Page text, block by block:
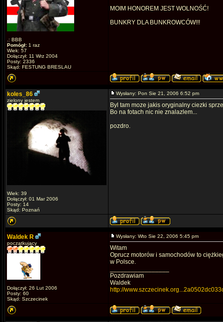
.: BBB
Pomógł: 1 raz
Wiek: 57
Dołączył: 11 Wrz 2004
Posty: 2336
Skąd: FESTUNG BRESLAU
MOIM HONOREM JEST WOLNOŚĆ!
BUNKRY DLA BUNKROWCÓW!!!
koles_86
zielony jestem
Wiek: 39
Dołączył: 01 Mar 2006
Posty: 14
Skąd: Poznań
Wysłany: Pon Sie 21, 2006 6:52 pm
Byl tam moze jakis oryginalny ciezki
Bo na fotach nic nie znalazlem...
pozdro.
Waldek R
początkujący
Dołączył: 26 Lut 2006
Posty: 60
Skąd: Szczecinek
Wysłany: Wto Sie 22, 2006 5:45 pm
Witam
Oprucz motorów i samochodów to
w Polsce.
Pozdrawiam
Waldek
http://